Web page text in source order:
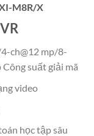
M8R/X
ch@12 mp/8-
suất giải mã
video
học tập sâu